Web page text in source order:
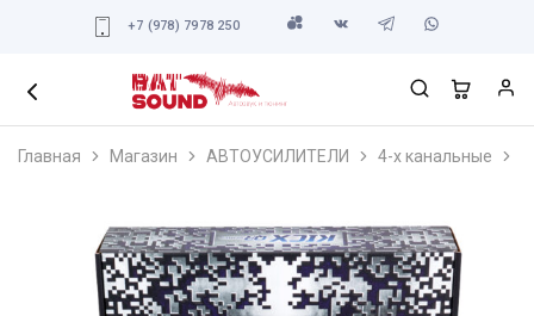
+7 (978) 7978 250
Главная Магазин АВТОУСИЛИТЕЛИ 4-х канальные